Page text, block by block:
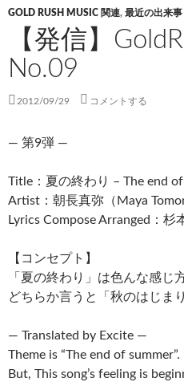
GOLD RUSH MUSIC 関連, 最近の出来事
【発信】
No.09
2012/09/29 コメントする
— 第9弾 —
Title：夏の終わり – The end
Artist：朝長真弥（Maya
Lyrics Compose Arranged：杉
【コンセプト】
「夏の終わり」は色んな感じ
どちらか言うと「秋のはじま
— Translated by Excite —
Theme is “The end of summer”.
But, This song’s feeling is